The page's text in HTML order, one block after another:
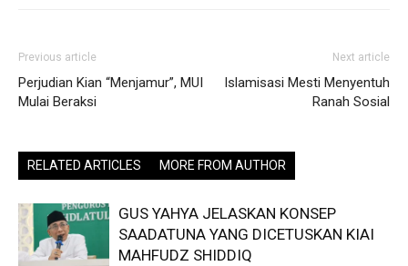
Previous article
Perjudian Kian “Menjamur”, MUI
Mulai Beraksi
Next article
Islamisasi Mesti Menyentuh
Ranah Sosial
RELATED ARTICLES MORE FROM AUTHOR
GUS YAHYA JELASKAN KONSEP
SAADATUNA YANG DICETUSKAN KIAI
MAHFUDZ SHIDDIQ